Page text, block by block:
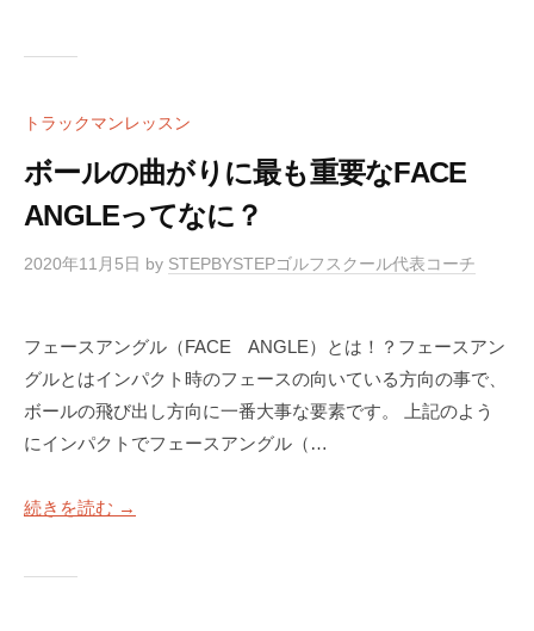
トラックマンレッスン
ボールの曲がりに最も重要なFACE
ANGLEってなに？
2020年11月5日 by STEPBYSTEPゴルフスクール代表コーチ
フェースアングル（FACE ANGLE）とは！？フェースアン
グルとはインパクト時のフェースの向いている方向の事で、
ボールの飛び出し方向に一番大事な要素です。 上記のよう
にインパクトでフェースアングル（…
続きを読む →